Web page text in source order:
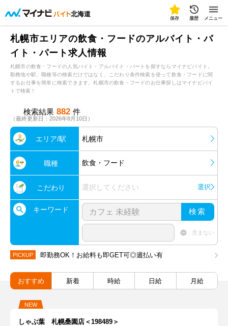
北海道
保存 履歴 メニュー
札幌市エリアの飲食・フードのアルバイト・バ
イト・パート求人情報
札幌市の飲食・フードの人気バイト・アルバイト・パートを探すならマイナビバイト。
勤務地や駅、職種等の検索だけではなく、こだわり条件検索を使って飲食・フードに関
するお仕事を簡単に検索できます。札幌市の飲食・フードのお仕事探しはマイナビバイ
トで検索！
検索結果 882 件
（最終更新日：2026年8月10日）
エリア/駅 札幌市
職種 飲食・フード
こだわり 選択してください 選択
キーワード 検索
含まない
PICKUP 即勤務OK！お給料も即GET可◎週払い有
おすすめ 新着 時給 日給 月給
NEW
しゃぶ葉 札幌桑園店＜198489＞